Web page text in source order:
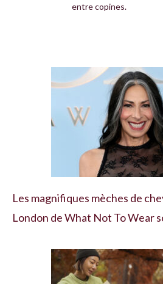
entre copines.
Les magnifiques mèches de
London de What Not To Wear